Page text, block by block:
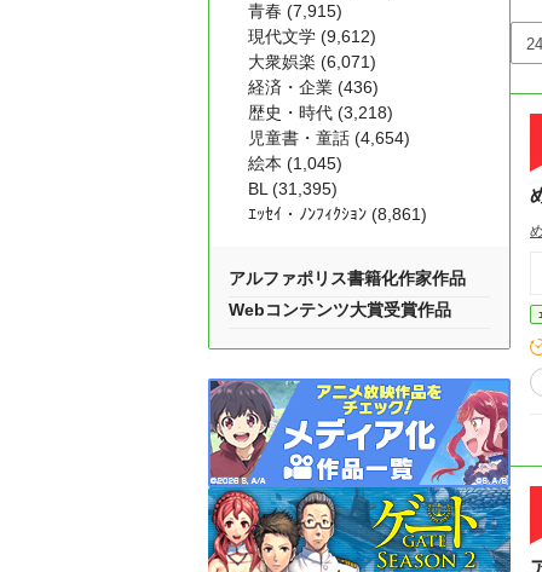
青春 (7,915)
現代文学 (9,612)
大衆娯楽 (6,071)
経済・企業 (436)
歴史・時代 (3,218)
児童書・童話 (4,654)
絵本 (1,045)
BL (31,395)
ｴｯｾｲ・ﾉﾝﾌｨｸｼｮﾝ (8,861)
アルファポリス書籍化作家作品
Webコンテンツ大賞受賞作品